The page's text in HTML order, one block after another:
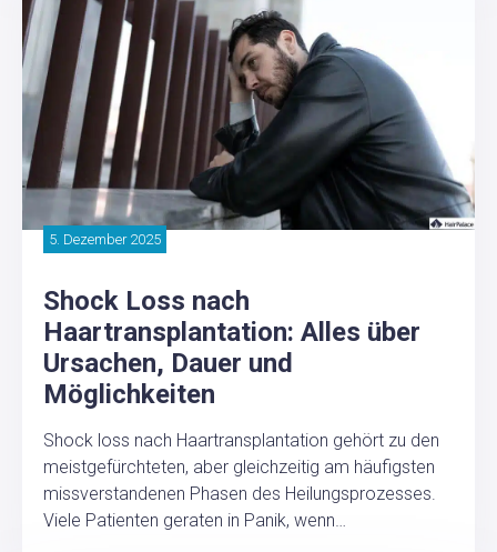
5. Dezember 2025
Shock Loss nach
Haartransplantation: Alles über
Ursachen, Dauer und
Möglichkeiten
Shock loss nach Haartransplantation gehört zu den
meistgefürchteten, aber gleichzeitig am häufigsten
missverstandenen Phasen des Heilungsprozesses.
Viele Patienten geraten in Panik, wenn…